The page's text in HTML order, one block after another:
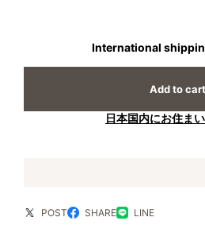
International
Add to cart
日本国内にお住ま
POST SHARE LINE